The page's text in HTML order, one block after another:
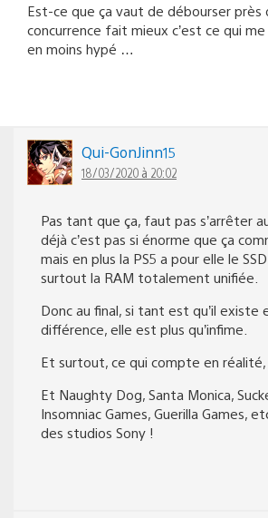
Est-ce que ça vaut de débourser près
concurrence fait mieux c’est ce qui
en moins hypé …
Qui-GonJinn15
18/03/2020 à 20:02
Pas tant que ça, faut pas s’arrêter
déjà c’est pas si énorme que ça
mais en plus la PS5 a pour elle le
surtout la RAM totalement unifiée.
Donc au final, si tant est qu’il existe
différence, elle est plus qu’infime.
Et surtout, ce qui compte en réalité,
Et Naughty Dog, Santa Monica,
Insomniac Games, Guerilla Games,
des studios Sony !